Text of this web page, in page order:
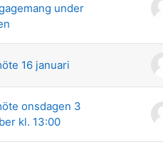
under
16 januari
onsdagen 3
kl. 13:00